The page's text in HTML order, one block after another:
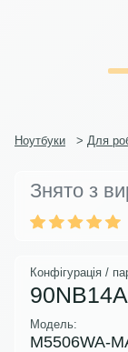
Ноутбуки > Для
Знято з
Конфігурація /
Модель:
M5506WA-